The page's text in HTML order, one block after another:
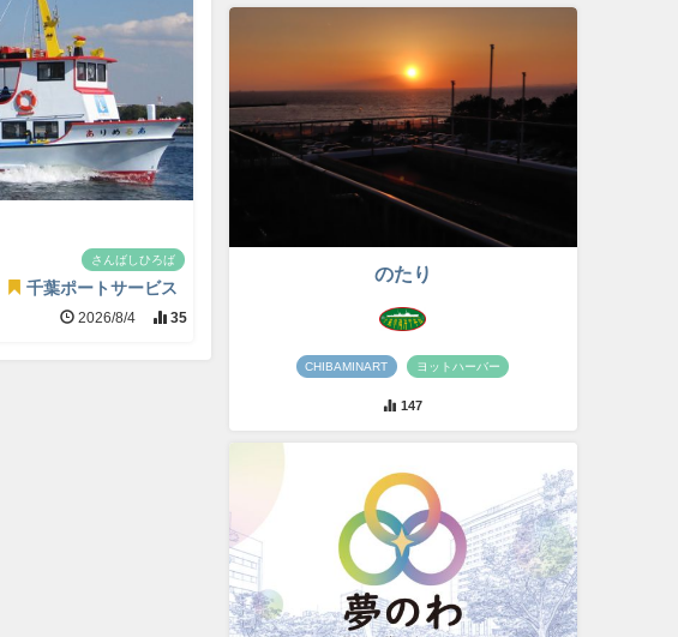
さんばしひろば
千葉ポートサービス
2026/8/4 35
のたり
CHIBAMINART ヨットハーバー
147